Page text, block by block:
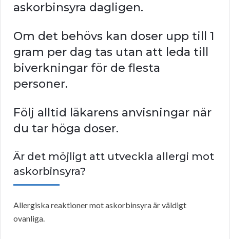
askorbinsyra dagligen.
Om det behövs kan doser upp till 1
gram per dag tas utan att leda till
biverkningar för de flesta
personer.
Följ alltid läkarens anvisningar när
du tar höga doser.
Är det möjligt att utveckla allergi mot
askorbinsyra?
Allergiska reaktioner mot askorbinsyra är väldigt
ovanliga.